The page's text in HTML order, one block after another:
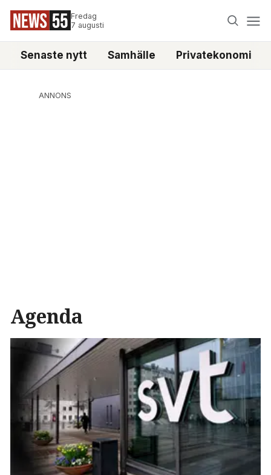
Fredag
7 augusti
Senaste nytt Samhälle Privatekonomi
ANNONS
Agenda